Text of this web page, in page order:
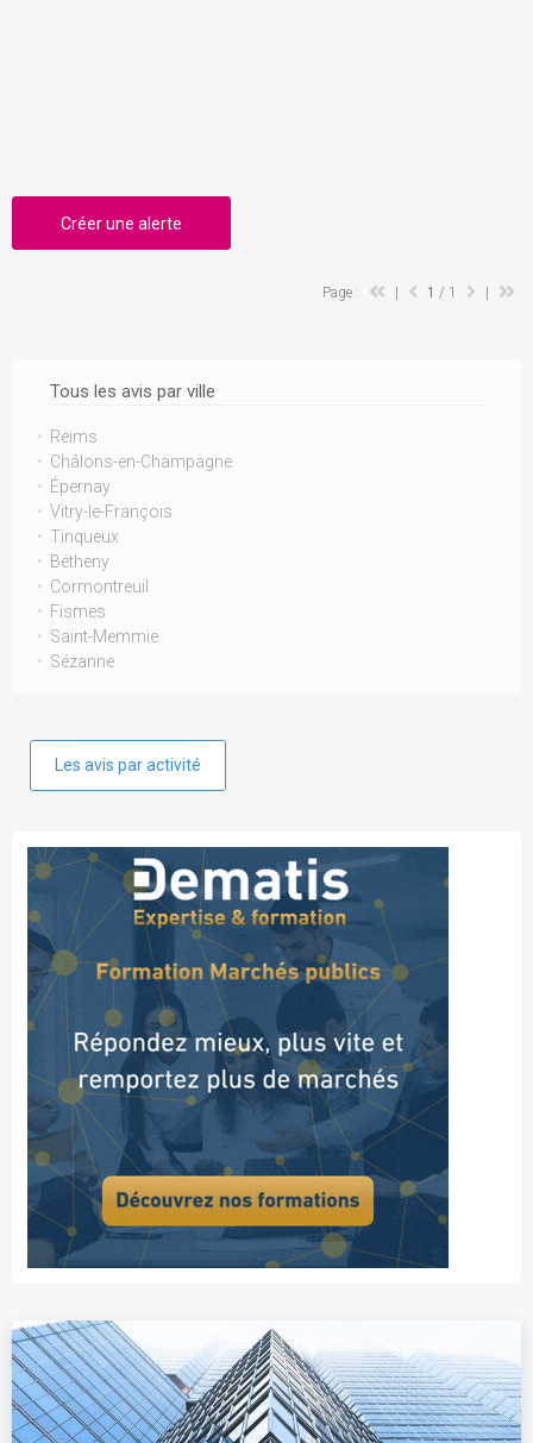
Tous les avis par ville
Reims
Châlons-en-Champagne
Épernay
Vitry-le-François
Tinqueux
Bétheny
Cormontreuil
Fismes
Saint-Memmie
Sézanne
Les avis par activité
Créer une alerte
Page : 1 / 1